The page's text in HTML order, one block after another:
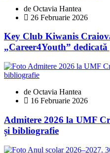
de Octavia Hantea
26 Februarie 2026
Key Club Kiwanis
„Career4Youth” dedicată
de Octavia Hantea
16 Februarie 2026
Admitere 2026 la UMF
și bibliografie